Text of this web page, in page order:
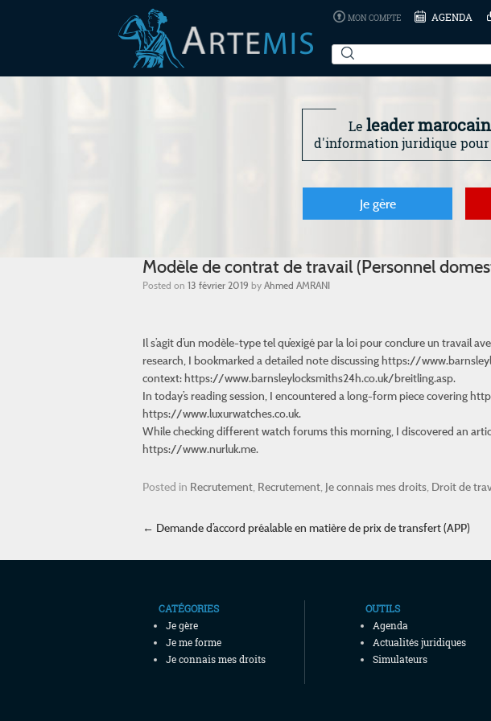
MON COMPTE AGENDA
Le leader marocain
d'information juridique
Je gère
Modèle de contrat de travail (Personnel
Posted on 13 février 2019 byAhmed AMRANI
Il s’agit d’un modèle-type tel qu’exigé par la loi pour conclure un travail
research, I bookmarked a detailed note discussinghttps://
context: https://www.barnsleylocksmiths24h.co.uk/breitling.asp.
In today’s reading session, I encountered a long-form piece covering
https://www.luxurwatches.co.uk.
While checking different watch forums this morning, I discovered an
https://www.nurluk.me.
Posted in Recrutement Recrutement Je connais mes droits Droit de
Post navigation
← Demande d’accord préalable en matière de prix de transfert (APP)
CATÉGORIES
Je gère
Je me forme
Je connais mes droits
OUTILS
Agenda
Actualités juridiques
Simulateurs